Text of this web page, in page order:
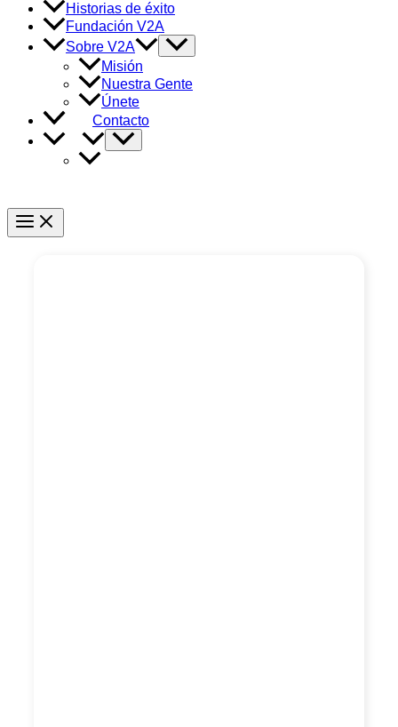
Historias de éxito
Fundación V2A
Sobre V2A
Alternar
menú
Misión
Nuestra Gente
Únete
Contacto
Alternar
menú
Main
Menu